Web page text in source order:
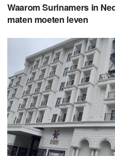
Waarom Surinamers in
maten moeten leven